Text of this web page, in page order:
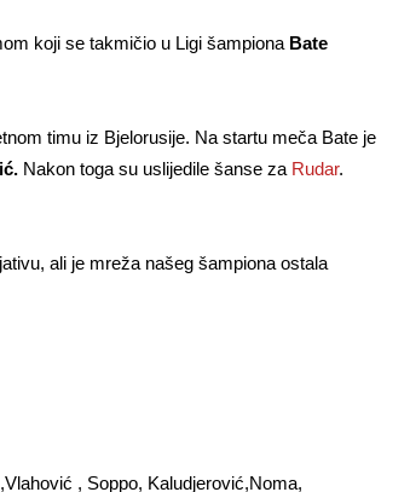
koji se takmičio u Ligi šampiona Bate
timu iz Bjelorusije. Na startu meča Bate je
Nakon toga su uslijedile šanse za Rudar.
ali je mreža našeg šampiona ostala
, Soppo, Kaludjerović,Noma,